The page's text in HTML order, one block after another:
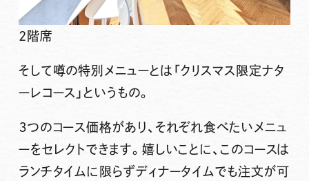
2階席
そして噂の特別メニューとは 「クリスマス限定ナタ
ーレコース」 というもの。
３つのコース価格があり、それぞれ食べたいメニュ
ーをセレクトできます。嬉しいことに、このコースは
ランチタイムに限らずディナータイムでも注文が可